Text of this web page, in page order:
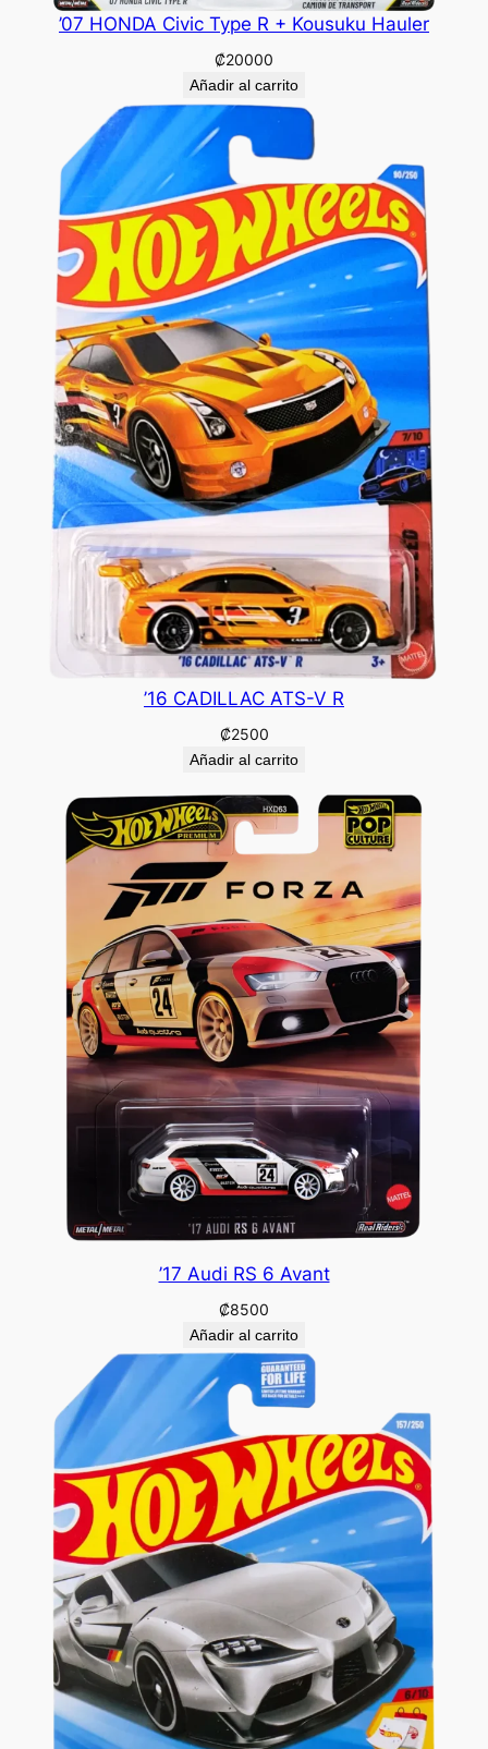
’07 HONDA Civic Type R + Kousuku Hauler
₡20000
Añadir al carrito
’16 CADILLAC ATS-V R
₡2500
Añadir al carrito
’17 Audi RS 6 Avant
₡8500
Añadir al carrito